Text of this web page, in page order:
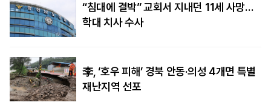
“침대에 결박” 교회서 지내던 11세 사망…
학대 치사 수사
李, ‘호우 피해’ 경북 안동·의성 4개면 특별
재난지역 선포